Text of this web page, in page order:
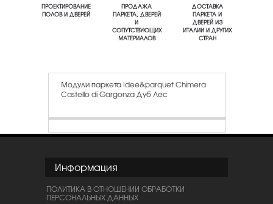
ПРОЕКТИРОВАНИЕ
ПОЛОВ И ДВЕРЕЙ
ПРОДАЖА
ПАРКЕТА, ДВЕРЕЙ
И
СОПУТСТВУЮЩИХ
МАТЕРИАЛОВ
ДОСТАВКА
ПАРКЕТА И
ДВЕРЕЙ ИЗ
ИТАЛИИ И ДРУГИХ
СТРАН
Модули паркета Idee&parquet Chimera
Castello di Gargonza Дуб Лес
Информация
ПОЛИТИКА В ОТНОШЕНИИ ОБРАБОТКИ
ПЕРСОНАЛЬНЫХ ДАННЫХ